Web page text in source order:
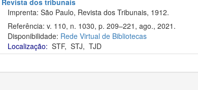
Revista dos tribunais
Imprenta: São Paulo, Revista dos Tribunais, 1912.
Referência: v. 110, n. 1030, p. 209–221, ago., 2021.
Disponibilidade: Rede Virtual de Bibliotecas
Localização: STF, STJ, TJD